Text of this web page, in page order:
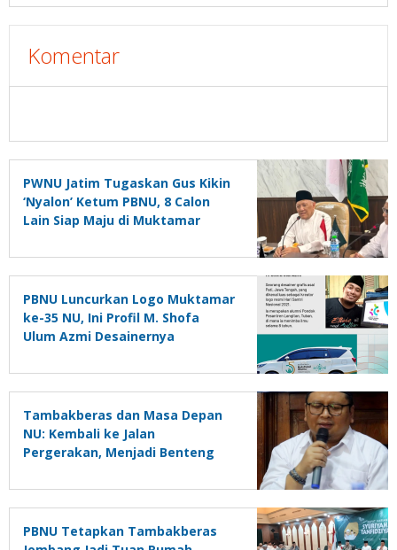
Komentar
PWNU Jatim Tugaskan Gus Kikin
‘Nyalon’ Ketum PBNU, 8 Calon
Lain Siap Maju di Muktamar
PBNU Luncurkan Logo Muktamar
ke-35 NU, Ini Profil M. Shofa
Ulum Azmi Desainernya
Tambakberas dan Masa Depan
NU: Kembali ke Jalan
Pergerakan, Menjadi Benteng
PBNU Tetapkan Tambakberas